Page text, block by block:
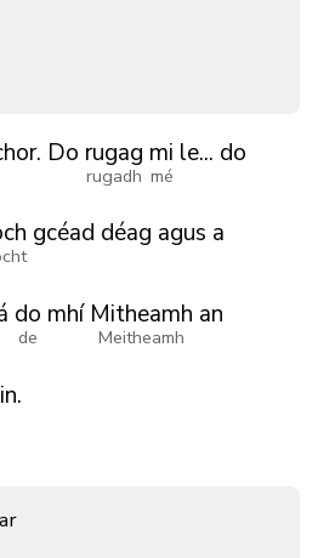
Do rugag
rugadh
mi
mé
le... do
gcéad déag agus a
do
de
mhí Mitheamh
Meitheamh
an